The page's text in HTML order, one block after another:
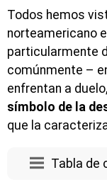
Todos hemos
norteamericano
particularmente
comúnmente –
enfrentan a duelo,
símbolo de la
que la
Tabla de